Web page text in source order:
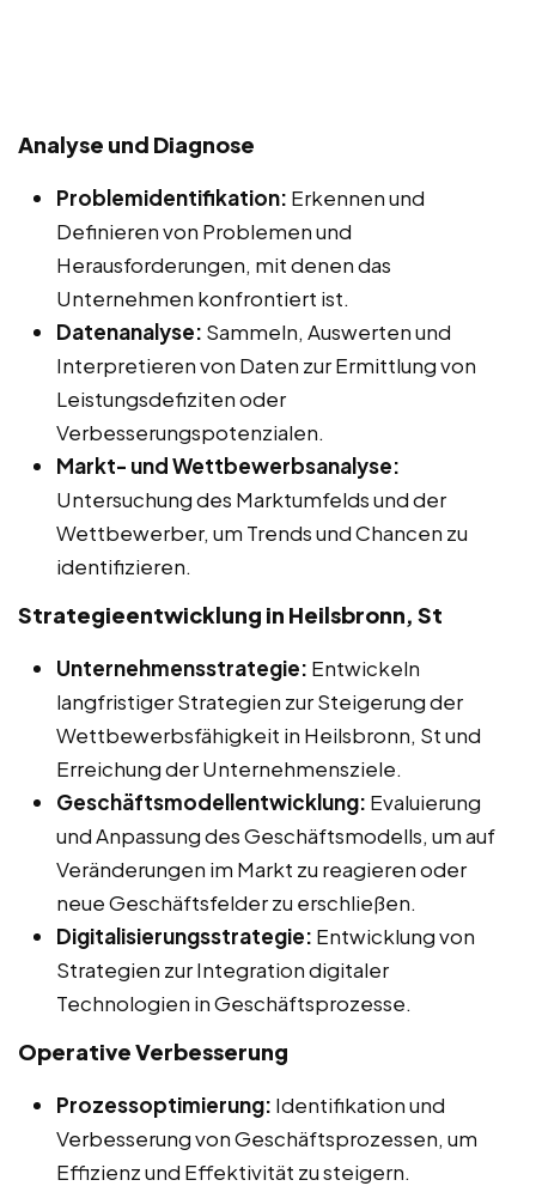
Analyse und Diagnose
Problemidentifikation: Erkennen und
Definieren von Problemen und
Herausforderungen, mit denen das
Unternehmen konfrontiert ist.
Datenanalyse: Sammeln, Auswerten und
Interpretieren von Daten zur Ermittlung von
Leistungsdefiziten oder
Verbesserungspotenzialen.
Markt- und Wettbewerbsanalyse:
Untersuchung des Marktumfelds und der
Wettbewerber, um Trends und Chancen zu
identifizieren.
Strategieentwicklung in Heilsbronn, St
Unternehmensstrategie: Entwickeln
langfristiger Strategien zur Steigerung der
Wettbewerbsfähigkeit in Heilsbronn, St und
Erreichung der Unternehmensziele.
Geschäftsmodellentwicklung: Evaluierung
und Anpassung des Geschäftsmodells, um auf
Veränderungen im Markt zu reagieren oder
neue Geschäftsfelder zu erschließen.
Digitalisierungsstrategie: Entwicklung von
Strategien zur Integration digitaler
Technologien in Geschäftsprozesse.
Operative Verbesserung
Prozessoptimierung: Identifikation und
Verbesserung von Geschäftsprozessen, um
Effizienz und Effektivität zu steigern.